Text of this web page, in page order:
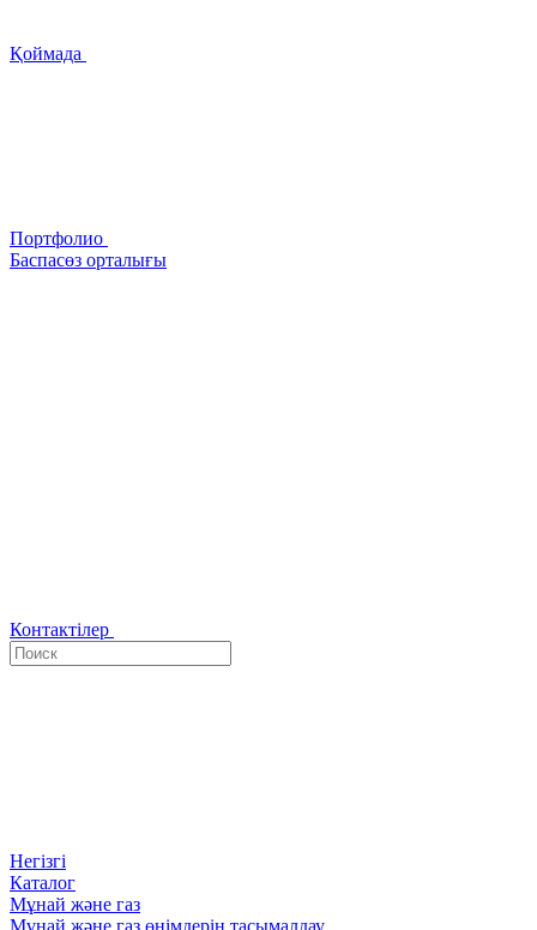
Қоймада
Портфолио
Баспасөз орталығы
Контактілер
Негізгі
Каталог
Мұнай және газ
Мұнай және газ өнімдерін тасымалдау